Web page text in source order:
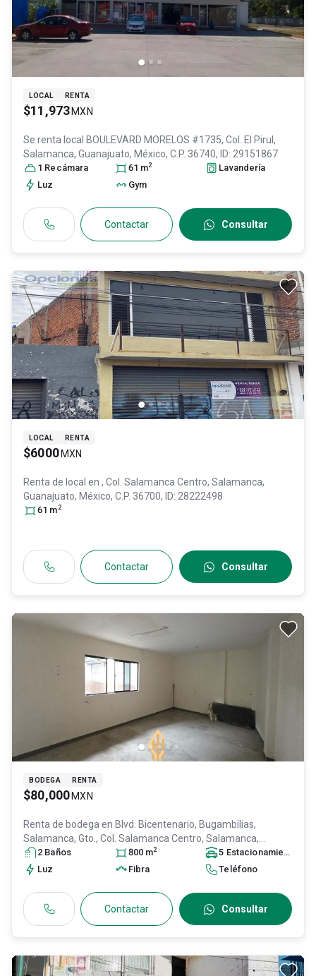
LOCAL RENTA
$11,973 MXN
Se renta local BOULEVARD MORELOS #1735, Col. El Pirul,
Salamanca, Guanajuato, México, C.P. 36740, ID: 29151867
1 Recámara 61 m2
Lavandería
Luz
Gym
Contactar Consultar
LOCAL RENTA
$6000 MXN
Renta de local en , Col. Salamanca Centro, Salamanca,
Guanajuato, México, C.P. 36700, ID: 28222498
61 m2
Contactar Consultar
BODEGA RENTA
$80,000 MXN
Renta de bodega en Blvd. Bicentenario, Bugambilias,
Salamanca, Gto., Col. Salamanca Centro, Salamanca,
Guanajuato
, C.P. 36700 31447718
2 Baños 800 m2 5 Estacionamiento
Luz
Fibra Teléfono
Contactar Consultar